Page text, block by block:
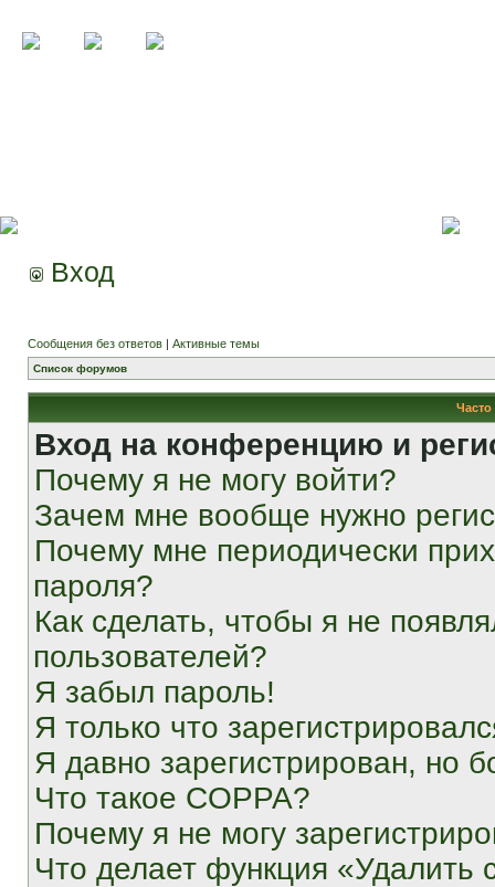
Вход
Сообщения без ответов | Активные темы
Список форумов
Вход на конференцию и
Почему я не могу войти?
Зачем мне вообще нужно
Почему мне периодически
пароля?
Как сделать, чтобы я не
пользователей?
Я забыл пароль!
Я только что
Я давно зарегистрирован, но
Что такое COPPA?
Почему я не могу
Что делает функция «Удалить